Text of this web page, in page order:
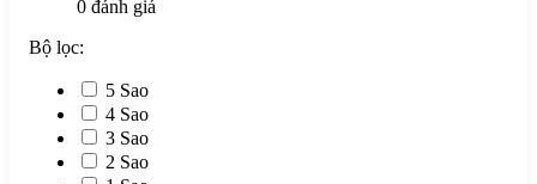
0 đánh giá
Bộ lọc:
5 Sao
4 Sao
3 Sao
2 Sao